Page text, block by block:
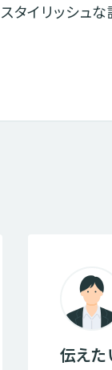
タイリッシュな
伝えた